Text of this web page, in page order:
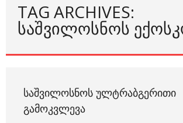
TAG ARCHIVES:
ᲡᲐᲨᲕᲘᲚᲝᲡᲜᲝᲡ
ᲡᲐᲨᲕᲘᲚᲝᲡᲜᲝᲡ ᲣᲚᲢᲠᲐᲑᲒᲔᲠᲘᲗᲘ
ᲒᲐᲛᲝᲙᲕᲚᲔᲕᲐ